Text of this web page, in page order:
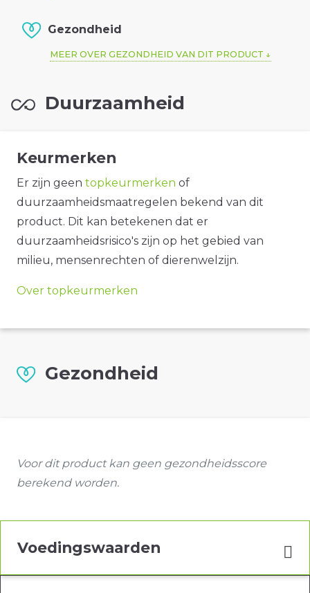
Gezondheid
MEER OVER GEZONDHEID VAN DIT PRODUCT
Duurzaamheid
Keurmerken
Er zijn geen topkeurmerken of
duurzaamheidsmaatregelen bekend van dit
product. Dit kan betekenen dat er
duurzaamheidsrisico's zijn op het gebied van
milieu, mensenrechten of dierenwelzijn.
Over topkeurmerken
Gezondheid
Voor dit product kan geen gezondheidsscore
berekend worden.
Voedingswaarden